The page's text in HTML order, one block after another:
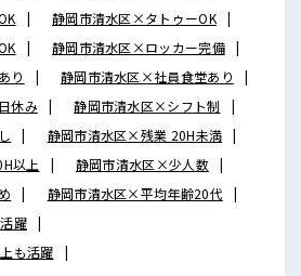
静岡市清水区×タトゥーOK
静岡市清水区×ロッカー完備
り
静岡市清水区×社員食堂あり
休み
静岡市清水区×シフト制
静岡市清水区×残業 20H未満
以上
静岡市清水区×少人数
静岡市清水区×平均年齢20代
躍
も活躍